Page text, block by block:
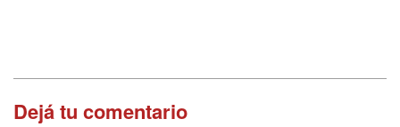
Dejá tu comentario